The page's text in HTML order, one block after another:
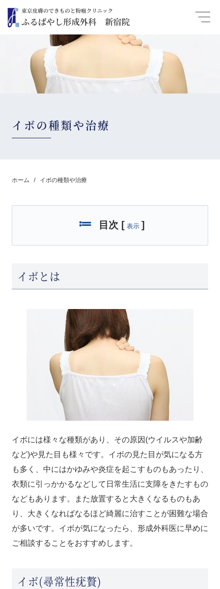
イボの種類や治療
ホーム イボの種類や治療
目次 [ 表示 ]
イボとは
イボには様々な種類があり、その原因(ウイルスや加齢
など)や見た目も様々です。イボの見た目が気になる方
も多く、中にはかゆみや炎症を起こすものもあったり、
衣類に引っかかるなどして日常生活に支障をきたすもの
などもあります。また放置すると大きくなるものもあ
り、大きくなればなるほど綺麗に治すことが困難な場合
が多いです。イボが気になったら、形成外科医に早めに
ご相談することをおすすめします。
イボ(尋常性疣贅)